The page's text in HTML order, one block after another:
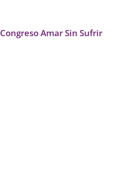
Congreso Amar Sin Sufrir